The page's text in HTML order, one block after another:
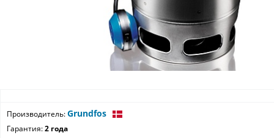
Производитель:Grundfos
Гарантия:2 года